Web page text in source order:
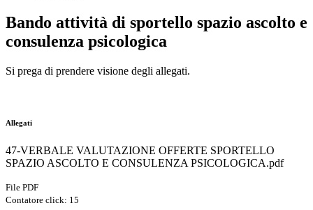
Bando attività di sportello spazio ascolto e
consulenza psicologica
Si prega di prendere visione degli allegati.
Allegati
47-VERBALE VALUTAZIONE OFFERTE SPORTELLO
SPAZIO ASCOLTO E CONSULENZA PSICOLOGICA.pdf
File PDF
Contatore click: 15